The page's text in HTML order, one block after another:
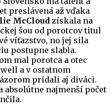
preslávená až vďaka
McCloud získala na
šou od porotcov titul
víťazstvo, no jej sila
postupne slabla.
mal porotca a otec
a v ostatnom
pridali aj diváci.
najmenší počet